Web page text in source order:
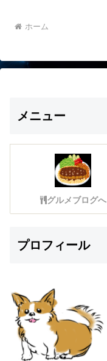
ホーム
メニュー
グルメブログへ
プロフィール